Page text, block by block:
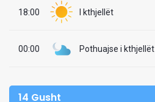
18:00 I kthjellët
00:00 Pothuajse i kthjellët
14 Gusht